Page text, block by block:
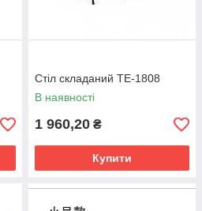
Стіл складаний TE-1808
В наявності
1 960,20 ₴
Купити